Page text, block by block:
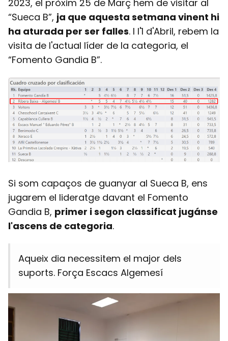
2023, el pròxim 25 de Març hem de visitar al
“Sueca B”, ja que aquesta setmana vinent hi
ha aturada per ser falles. I l'1 d'Abril, rebem la
visita de l'actual líder de la categoria, el
“Fomento Gandia B”.
Si som capaços de guanyar al Sueca B, ens
jugarem el lideratge davant el Fomento
Gandia B, primer i segon classificat jugánse
l'ascens de categoria.
Aqueix dia necessitem el major dels
suports. Força Escacs Algemesí